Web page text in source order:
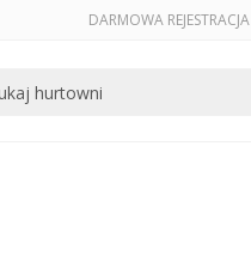
DARMOWA REJESTRACJA